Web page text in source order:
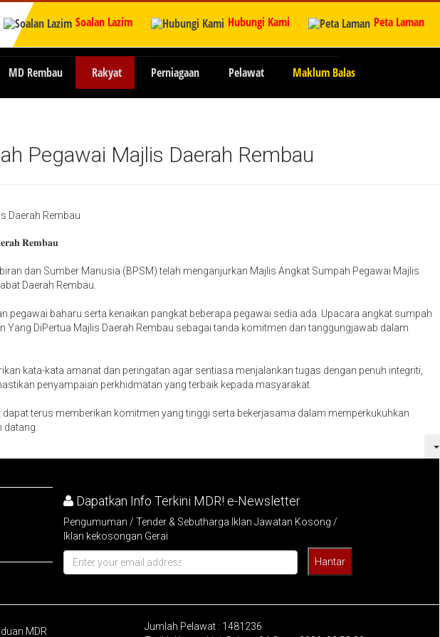
Soalan Lazim Hubungi Kami Peta Laman
MD Rembau Rakyat Perniagaan Pelawat Maklum Balas
Pegawai Majlis Daerah Rembau
𝐑𝐞𝐦𝐛𝐚𝐮
dan Sumber Manusia (BPSM) telah menganjurkan Majlis Angkat Sumpah Pegawai Majlis
Daerah Rembau.
pegawai baharu serta kenaikan pangkat beberapa pegawai sedia ada. Upacara angkat sumpah
Yang DiPertua Majlis Daerah Rembau sebagai tanda komitmen dan tanggungjawab dalam
kata-kata amanat dan peringatan agar sentiasa menjalankan tugas dengan penuh integriti,
penyampaian perkhidmatan yang terbaik kepada masyarakat.
terus memberikan komitmen yang tinggi serta bekerjasama dalam memperkukuhkan
Dapatkan Info Terkini MDR! e-Newsletter
Pengumuman / Tender & Sebutharga Iklan Jawatan Kosong /
Iklan kekosongan Gerai
Hantar
Jumlah Pelawat : 1481236